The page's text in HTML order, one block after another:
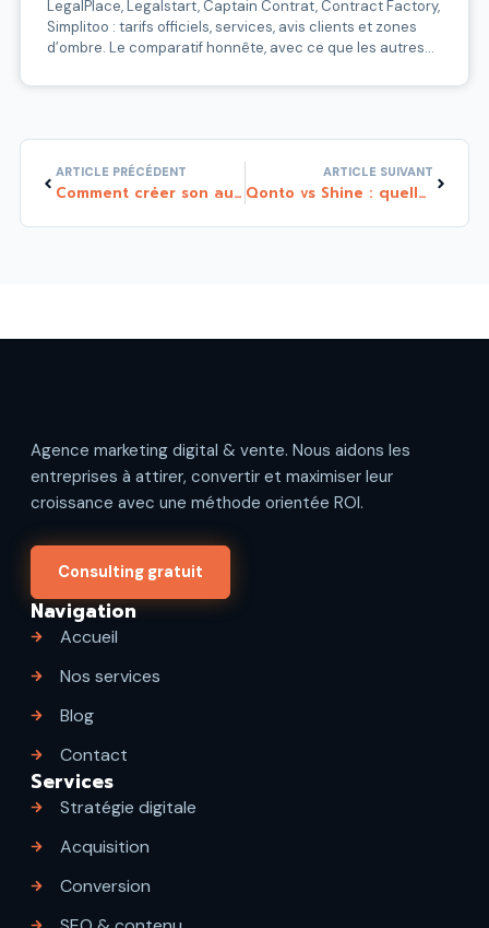
LegalPlace, Legalstart, Captain Contrat, Contract Factory,
Simplitoo : tarifs officiels, services, avis clients et zones
d’ombre. Le comparatif honnête, avec ce que les autres
Précédent
ARTICLE PRÉCÉDENT
Comment créer son auto-entreprise facilement en quelques minutes ?
ARTICLE SUIVANT
Qonto vs Shine : quelle banque en ligne pro choisir en 2025 ? (La guerre 😁)
Agence marketing digital & vente. Nous aidons les
entreprises à attirer, convertir et maximiser leur
croissance avec une méthode orientée ROI.
Consulting gratuit
Navigation
Accueil
Nos services
Blog
Contact
Services
Stratégie digitale
Acquisition
Conversion